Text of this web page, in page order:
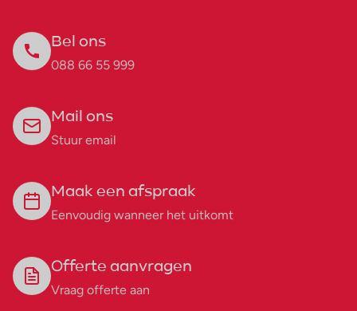
Bel ons
088 66 55 999
Mail ons
Stuur email
Maak een afspraak
Eenvoudig wanneer het uitkomt
Offerte aanvragen
Vraag offerte aan